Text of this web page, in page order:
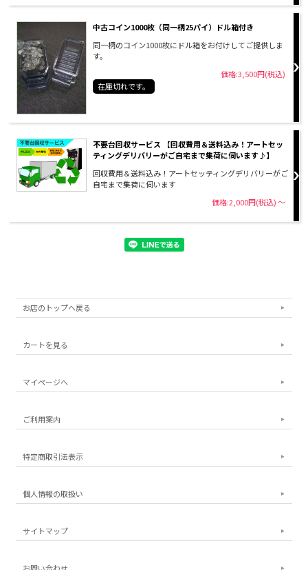
中古コイン1000枚（同一柄25パイ）ドル箱付き
同一柄のコイン1000枚にドル箱をお付けしてご提供しま
す。
価格:3,500円(税込)
在庫切れです。
不要台回収サービス 【回収費用＆送料込み！アートセッ
ティングデリバリーがご自宅まで集荷に伺います♪】
回収費用＆送料込み！アートセッティングデリバリーがご
自宅まで集荷に伺います
価格:2,000円(税込)～
お店のトップへ戻る
カートを見る
マイページへ
ご利用案内
特定商取引法表示
個人情報の取扱い
サイトマップ